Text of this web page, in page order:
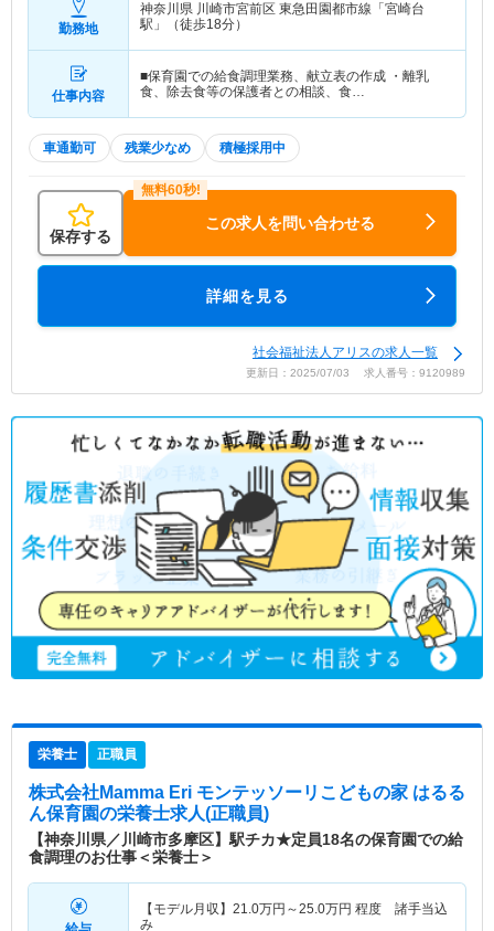
勤務地
神奈川県 川崎市宮前区 東急田園都市線「宮崎台
駅」（徒歩18分）
仕事内容
■保育園での給食調理業務、献立表の作成 ・離乳
食、除去食等の保護者との相談、食…
車通勤可 残業少なめ 積極採用中
保存する
この求人を問い合わせる
詳細を見る
社会福祉法人アリスの求人一覧
更新日：2025/07/03 求人番号：9120989
栄養士 正職員
株式会社Mamma Eri モンテッソーリこどもの家 はるる
ん保育園の栄養士求人(正職員)
【神奈川県／川崎市多摩区】駅チカ★定員18名の保育園での給
食調理のお仕事＜栄養士＞
【モデル月収】 21.0万円～25.0万円 程度 諸手当込
み